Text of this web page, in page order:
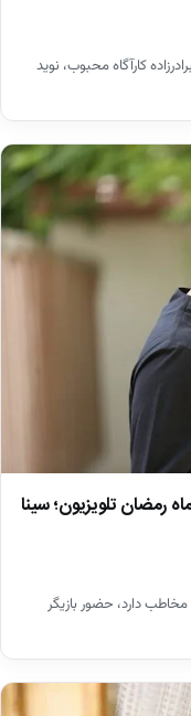
کارآگاه محبوب، نوید
رمضان تلویزیون؛ سینا
دارد، حضور بازیگر